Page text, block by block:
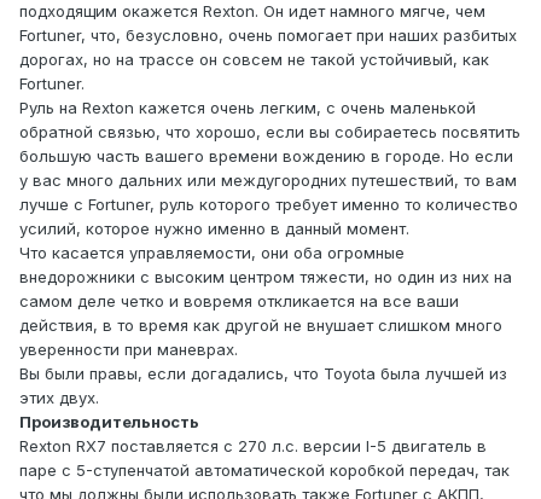
подходящим окажется Rexton. Он идет намного мягче, чем
Fortuner, что, безусловно, очень помогает при наших разбитых
дорогах, но на трассе он совсем не такой устойчивый, как
Fortuner.
Руль на Rexton кажется очень легким, с очень маленькой
обратной связью, что хорошо, если вы собираетесь посвятить
большую часть вашего времени вождению в городе. Но если
у вас много дальних или междугородних путешествий, то вам
лучше с Fortuner, руль которого требует именно то количество
усилий, которое нужно именно в данный момент.
Что касается управляемости, они оба огромные
внедорожники с высоким центром тяжести, но один из них на
самом деле четко и вовремя откликается на все ваши
действия, в то время как другой не внушает слишком много
уверенности при маневрах.
Вы были правы, если догадались, что Toyota была лучшей из
этих двух.
Производительность
Rexton RX7 поставляется с 270 л.с. версии I-5 двигатель в
паре с 5-ступенчатой ​​автоматической коробкой передач, так
что мы должны были использовать также Fortuner с АКПП,